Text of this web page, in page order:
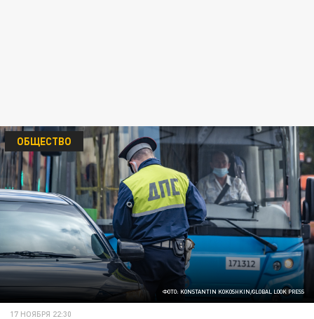
ФОТО: KONSTANTIN KOKOSHKIN/GLOBAL LOOK PRESS
ОБЩЕСТВО
17 НОЯБРЯ 22:30